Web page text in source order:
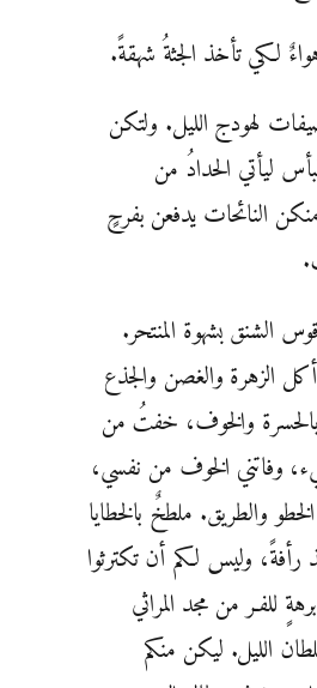
لكي تأخذ الجثةُ شهقةً.
لهودج الليل. ولتكن
ليأتي الحدادُ من
النائحات يدفعن بفرحٍ
الشنق بشهوة المنتحر.
الزهرة والغصن والجذع
والخوف، خفتُ من
وفاتني الخوف من نفسي،
والطريق. ملطخٌ بالخطايا
رأفةً، وليس لكم أن تكترثوا
للفـر من مجد المراثي
الليل. ليكن منكم